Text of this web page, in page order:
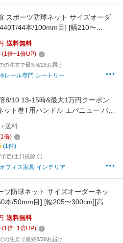
スポーツ防球ネット サイズオーダ
44本/100mm目] [幅210〜
310〜400cm] 網 ネット網 無結節
ン 間仕切 防球 スポーツ防球 体育館
バレーボール フットサル バスケ
ハンドボール
送料無料
(1倍+1倍UP)
の注文で最短8/29お届け
レール専門 シートリー
倍8/10 13-15時&最大1万円クーポン
ット巻T用ハンドル エバニュー バレ
用 凸型角12mm スチール バレーボ
ニス用品 ネット整備用品 教育施設
日本製 EKE169
+送料
1倍)
(1件)
定(土日祝除く)
フィス家具 インテリア
ツ防球ネット サイズオーダーネッ
本/50mm目] [幅205〜300cm][高さ
網 ネット網 無結節 ポリエチレン
スポーツ防球 バレーボール サッカ
ル バスケットボール ハンドボール
送料無料
(1倍+1倍UP)
の注文で最短8/29お届け